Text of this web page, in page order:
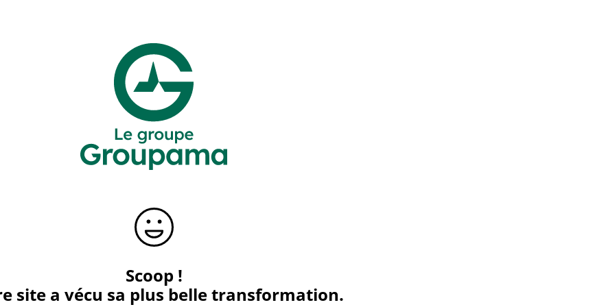
Scoop !
site a vécu sa plus belle transformation.